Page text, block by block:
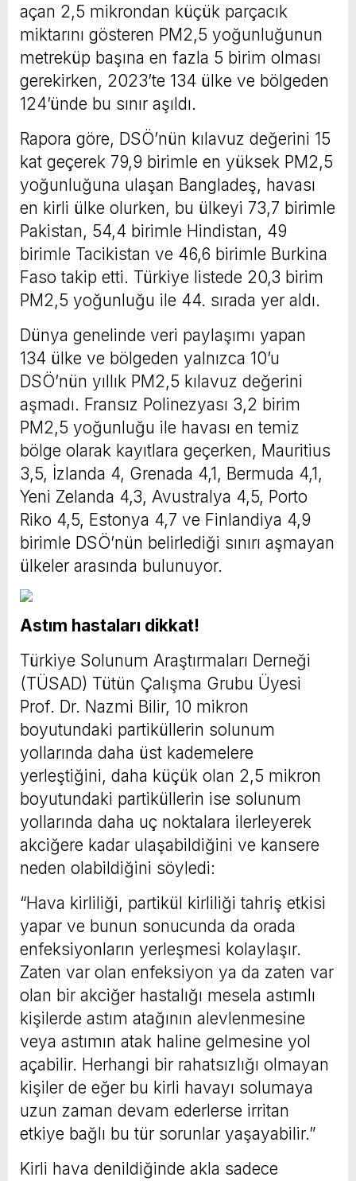
açan 2,5 mikrondan küçük parçacık
miktarını gösteren PM2,5 yoğunluğunun
metreküp başına en fazla 5 birim olması
gerekirken, 2023’te 134 ülke ve bölgeden
124’ünde bu sınır aşıldı.
Rapora göre, DSÖ’nün kılavuz değerini 15
kat geçerek 79,9 birimle en yüksek PM2,5
yoğunluğuna ulaşan Bangladeş, havası
en kirli ülke olurken, bu ülkeyi 73,7 birimle
Pakistan, 54,4 birimle Hindistan, 49
birimle Tacikistan ve 46,6 birimle Burkina
Faso takip etti. Türkiye listede 20,3 birim
PM2,5 yoğunluğu ile 44. sırada yer aldı.
Dünya genelinde veri paylaşımı yapan
134 ülke ve bölgeden yalnızca 10’u
DSÖ’nün yıllık PM2,5 kılavuz değerini
aşmadı. Fransız Polinezyası 3,2 birim
PM2,5 yoğunluğu ile havası en temiz
bölge olarak kayıtlara geçerken, Mauritius
3,5, İzlanda 4, Grenada 4,1, Bermuda 4,1,
Yeni Zelanda 4,3, Avustralya 4,5, Porto
Riko 4,5, Estonya 4,7 ve Finlandiya 4,9
birimle DSÖ’nün belirlediği sınırı aşmayan
ülkeler arasında bulunuyor.
Astım hastaları dikkat!
Türkiye Solunum Araştırmaları Derneği
(TÜSAD) Tütün Çalışma Grubu Üyesi
Prof. Dr. Nazmi Bilir, 10 mikron
boyutundaki partiküllerin solunum
yollarında daha üst kademelere
yerleştiğini, daha küçük olan 2,5 mikron
boyutundaki partiküllerin ise solunum
yollarında daha uç noktalara ilerleyerek
akciğere kadar ulaşabildiğini ve kansere
neden olabildiğini söyledi:
“Hava kirliliği, partikül kirliliği tahriş etkisi
yapar ve bunun sonucunda da orada
enfeksiyonların yerleşmesi kolaylaşır.
Zaten var olan enfeksiyon ya da zaten var
olan bir akciğer hastalığı mesela astımlı
kişilerde astım atağının alevlenmesine
veya astımın atak haline gelmesine yol
açabilir. Herhangi bir rahatsızlığı olmayan
kişiler de eğer bu kirli havayı solumaya
uzun zaman devam ederlerse irritan
etkiye bağlı bu tür sorunlar yaşayabilir.”
Kirli hava denildiğinde akla sadece